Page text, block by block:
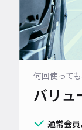
何回使って
バリュ
通常会